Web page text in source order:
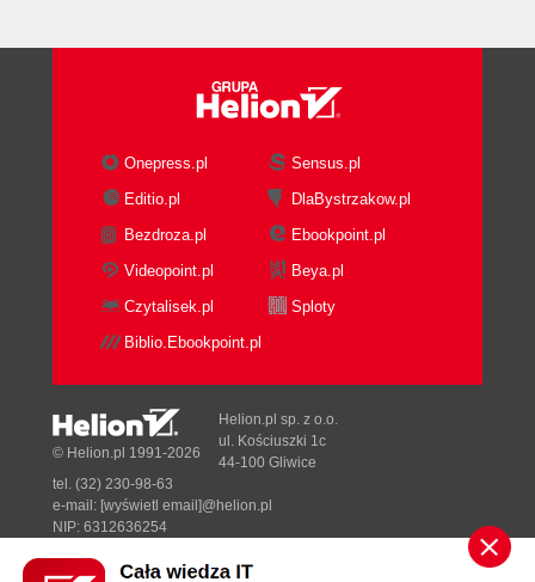
Onepress.pl
Sensus.pl
Editio.pl
DlaBystrzakow.pl
Bezdroza.pl
Ebookpoint.pl
Videopoint.pl
Beya.pl
Czytalisek.pl
Sploty
Biblio.Ebookpoint.pl
© Helion.pl 1991-2026
Helion.pl sp. z o.o.
ul. Kościuszki 1c
44-100 Gliwice
tel. (32) 230-98-63
e-mail: [wyświetl email]@helion.pl
NIP: 6312636254